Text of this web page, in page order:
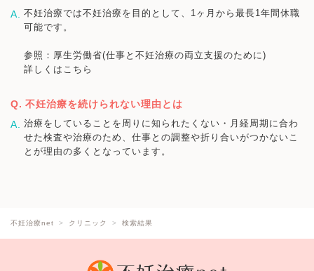
不妊治療では不妊治療を目的として、1ヶ月から最長1年間休職
可能です。
参照：厚生労働省(仕事と不妊治療の両立支援のために)
詳しくはこちら
不妊治療を続けられない理由とは
治療をしていることを周りに知られたくない・月経周期に合わ
せた検査や治療のため、仕事との調整や折り合いがつかないこ
とが理由の多くとなっています。
不妊治療net クリニック 検索結果